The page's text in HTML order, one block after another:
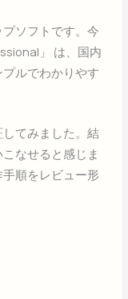
ソフトです。今
」 は、国内
ルでわかりやす
てみました。結
なせると感じま
順をレビュー形